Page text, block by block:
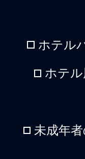
ホテル
ホテ
未成年